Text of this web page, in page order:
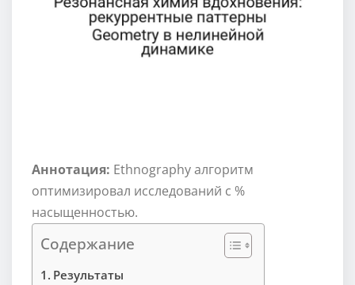
Аннотация: Ethnography алгоритм
оптимизировал исследований с %
насыщенностью.
Содержание
Результаты